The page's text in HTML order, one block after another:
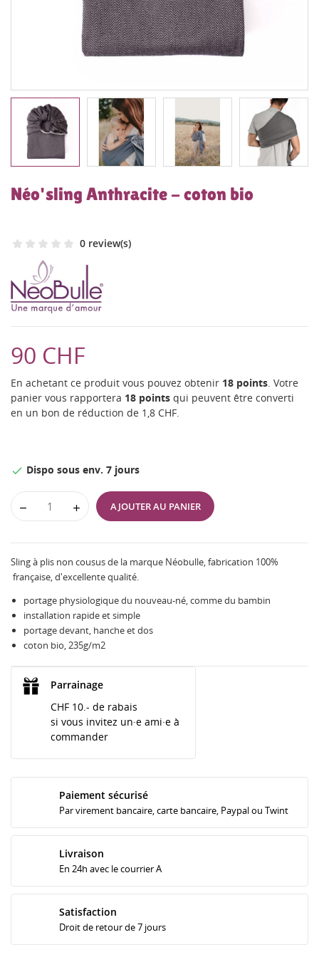
Néo'sling Anthracite - coton bio
0 review(s)
90 CHF
En achetant ce produit vous pouvez obtenir 18 points. Votre
panier vous rapportera 18 points qui peuvent être converti
en un bon de réduction de 1,8 CHF.
 Dispo sous env. 7 jours
AJOUTER AU PANIER
Sling à plis non cousus de la marque Néobulle, fabrication 100%
française, d'excellente qualité.
portage physiologique du nouveau-né, comme du bambin
installation rapide et simple
portage devant, hanche et dos
coton bio, 235g/m2
Parrainage
CHF 10.- de rabais
si vous invitez un·e ami·e à
commander
Paiement sécurisé
Par virement bancaire, carte bancaire, Paypal ou Twint
Livraison
En 24h avec le courrier A
Satisfaction
Droit de retour de 7 jours